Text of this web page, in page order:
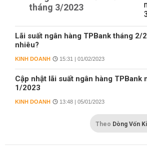
tháng 3/2023
Lãi suất ngân hàng TPBank tháng 2/
nhiêu?
KINH DOANH 15:31 | 01/02/2023
Cập nhật lãi suất ngân hàng TPBank
1/2023
KINH DOANH 13:48 | 05/01/2023
Theo Dòng Vốn